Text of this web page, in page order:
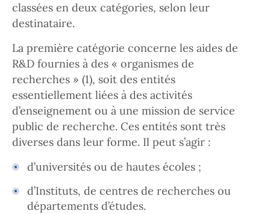
classées en deux catégories, selon leur
destinataire.
La première catégorie concerne les aides de
R&D fournies à des « organismes de
recherches » (1), soit des entités
essentiellement liées à des activités
d’enseignement ou à une mission de service
public de recherche. Ces entités sont très
diverses dans leur forme. Il peut s’agir :
d’universités ou de hautes écoles ;
d’Instituts, de centres de recherches ou
départements d’études.